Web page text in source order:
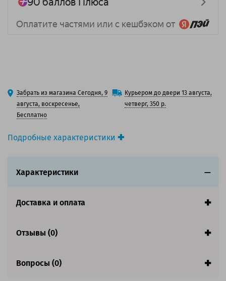
Подробные характеристики
Цвет:2 цвета / Прозрачный / Черный
Диаметр нити, мм:1.75
Страна:Китай
Забрать из магазина Сегодня, 9
августа, воскресенье,
Бесплатно
Курьером до двери 13 августа,
четверг, 350 р.
Характеристики
Доставка и оплата
Отзывы (0)
Вопросы (0)